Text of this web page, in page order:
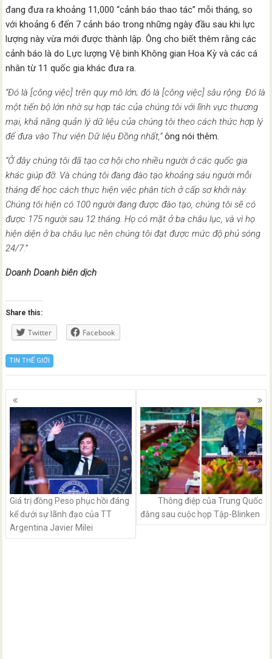
đang đưa ra khoảng 11,000 “cảnh báo thao tác” mỗi tháng, so
với khoảng 6 đến 7 cảnh báo trong những ngày đầu sau khi lực
lượng này vừa mới được thành lập. Ông cho biết thêm rằng các
cảnh báo là do Lực lượng Vệ binh Không gian Hoa Kỳ và các cá
nhân từ 11 quốc gia khác đưa ra.
“Đó là [công việc] trên quy mô lớn; đó là [công việc] sâu rộng. Đó là
một tiến bộ lớn nhờ sự hợp tác của chúng tôi với lĩnh vực thương
mại, khả năng quản lý dữ liệu của chúng tôi theo cách thức hợp lý
để đưa vào Thư viện Dữ liệu Đồng nhất,”ông nói thêm.
“Ở đây chúng tôi đã tạo cơ hội cho nhiều người ở các quốc gia
khác giúp đỡ. Và chúng tôi đang đào tạo khoảng sáu người mỗi
tháng để học cách thực hiện việc phân tích ở cấp sơ khởi này.
Chúng tôi hiện có 100 người đang được đào tạo, chúng tôi sẽ có
được 175 người sau 12 tháng. Họ có mặt ở ba châu lục, và vì họ
hiện diện ở ba châu lục nên chúng tôi đạt được mức độ phủ sóng
24/7.”
Doanh Doanh biên dịch
Share this:
Twitter Facebook
TIN THẾ GIỚI
Posts
navigation
Giá trị đồng Peso phục hồi đáng
kể dưới sự lãnh đạo của TT
Argentina Javier Milei
Thông điệp của Trung Quốc
đằng sau cuộc họp Tập-Blinken